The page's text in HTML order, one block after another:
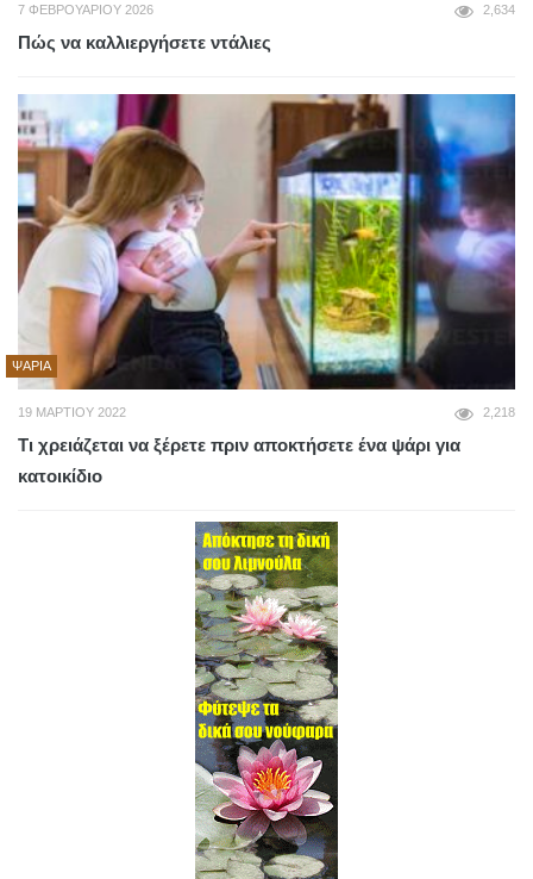
7 ΦΕΒΡΟΥΑΡΊΟΥ 2026 2,634
Πώς να καλλιεργήσετε ντάλιες
ΨΆΡΙΑ
19 ΜΑΡΤΊΟΥ 2022 2,218
Τι χρειάζεται να ξέρετε πριν αποκτήσετε ένα ψάρι για
κατοικίδιο